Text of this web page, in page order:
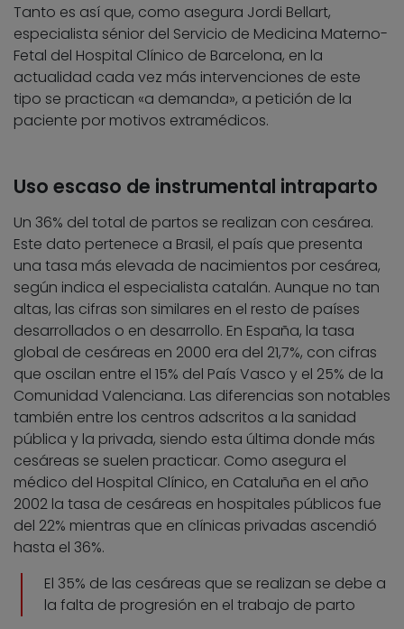
Tanto es así que, como asegura Jordi Bellart,
especialista sénior del Servicio de Medicina Materno-
Fetal del Hospital Clínico de Barcelona, en la
actualidad cada vez más intervenciones de este
tipo se practican «a demanda», a petición de la
paciente por motivos extramédicos.
Uso escaso de instrumental intraparto
Un 36% del total de partos se realizan con cesárea.
Este dato pertenece a Brasil, el país que presenta
una tasa más elevada de nacimientos por cesárea,
según indica el especialista catalán. Aunque no tan
altas, las cifras son similares en el resto de países
desarrollados o en desarrollo. En España, la tasa
global de cesáreas en 2000 era del 21,7%, con cifras
que oscilan entre el 15% del País Vasco y el 25% de la
Comunidad Valenciana. Las diferencias son notables
también entre los centros adscritos a la sanidad
pública y la privada, siendo esta última donde más
cesáreas se suelen practicar. Como asegura el
médico del Hospital Clínico, en Cataluña en el año
2002 la tasa de cesáreas en hospitales públicos fue
del 22% mientras que en clínicas privadas ascendió
hasta el 36%.
El 35% de las cesáreas que se realizan se debe a
la falta de progresión en el trabajo de parto